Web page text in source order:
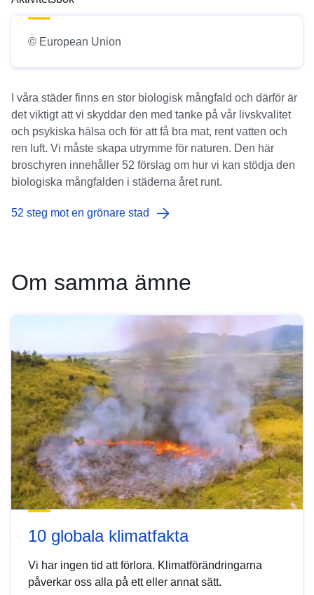
I våra städer finns en stor biologisk mångfald och därför är
det viktigt att vi skyddar den med tanke på vår livskvalitet
och psykiska hälsa och för att få bra mat, rent vatten och
ren luft. Vi måste skapa utrymme för naturen. Den här
broschyren innehåller 52 förslag om hur vi kan stödja den
biologiska mångfalden i städerna året runt.
52 steg mot en grönare stad
© European Union
Om samma ämne
10 globala klimatfakta
Vi har ingen tid att förlora. Klimatförändringarna
påverkar oss alla på ett eller annat sätt.